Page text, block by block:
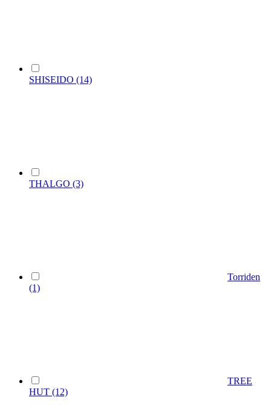
SHISEIDO (14)
THALGO (3)
Torriden
(1)
TREE
HUT (12)